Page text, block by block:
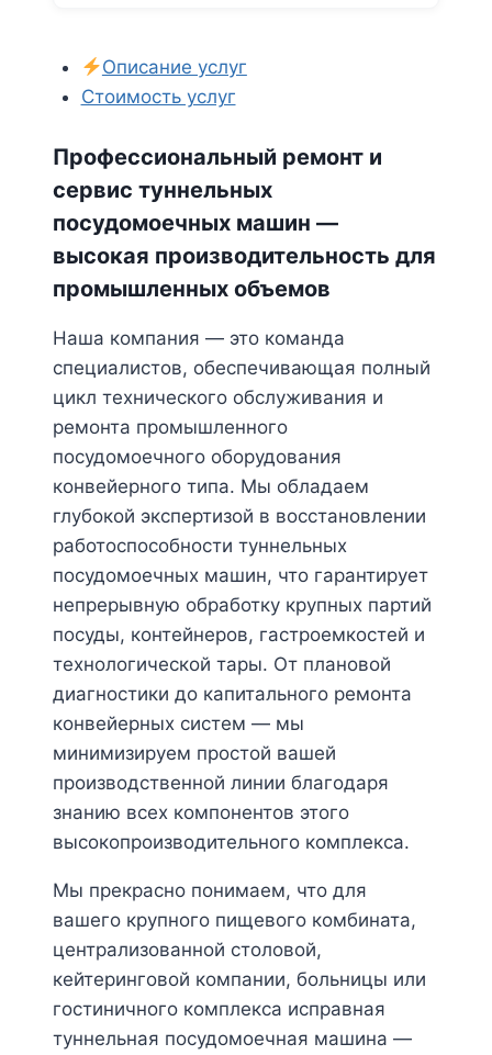
Описание услуг
Стоимость услуг
Профессиональный ремонт и
сервис туннельных
посудомоечных машин —
высокая производительность для
промышленных объемов
Наша компания — это команда
специалистов, обеспечивающая полный
цикл технического обслуживания и
ремонта промышленного
посудомоечного оборудования
конвейерного типа. Мы обладаем
глубокой экспертизой в восстановлении
работоспособности туннельных
посудомоечных машин, что гарантирует
непрерывную обработку крупных партий
посуды, контейнеров, гастроемкостей и
технологической тары. От плановой
диагностики до капитального ремонта
конвейерных систем — мы
минимизируем простой вашей
производственной линии благодаря
знанию всех компонентов этого
высокопроизводительного комплекса.
Мы прекрасно понимаем, что для
вашего крупного пищевого комбината,
централизованной столовой,
кейтеринговой компании, больницы или
гостиничного комплекса исправная
туннельная посудомоечная машина —